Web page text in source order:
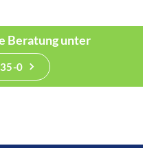
Beratung unter
0